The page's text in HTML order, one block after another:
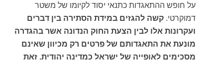
על חופש ההתאגדות כתנאי יסוד לקיומו של משטר
דמוקרטי. קשה להגזים במידת הסתירה בין דברים
ועקרונות אלו לבין הצעת החוק הנדונה אשר בהגדרה
מונעת את התאגדותם של פרטים רק מכיוון שאינם
מסכימים לאופייה של ישראל כמדינה יהודית. זאת